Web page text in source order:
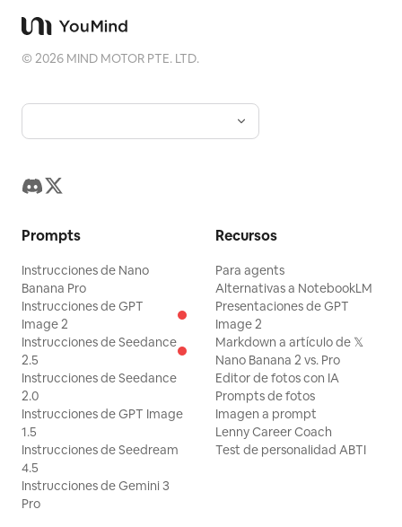
©2026 MIND MOTOR PTE. LTD.
Prompts
Instrucciones de Nano
Banana Pro
Instrucciones de GPT
Image 2
Instrucciones de Seedance
2.5
Instrucciones de Seedance
2.0
Instrucciones de GPT Image
1.5
Instrucciones de Seedream
4.5
Instrucciones de Gemini 3
Pro
Recursos
Para agents
Alternativas a NotebookLM
Presentaciones de GPT
Image 2
Markdown a artículo de 𝕏
Nano Banana 2 vs. Pro
Editor de fotos con IA
Prompts de fotos
Imagen a prompt
Lenny Career Coach
Test de personalidad ABTI